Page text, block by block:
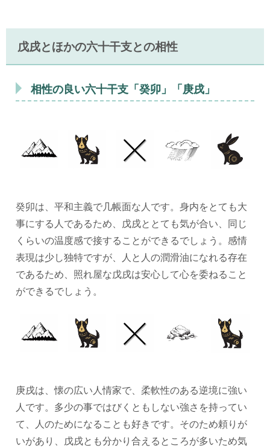
戊戌とほかの六十干支との相性
相性の良い六十干支「癸卯」「庚戌」
癸卯は、平和主義で几帳面な人です。身内をとても大
事にする人であるため、戊戌ととても気が合い、同じ
くらいの温度感で接することができるでしょう。感情
表現は少し独特ですが、人と人の潤滑油になれる存在
であるため、照れ屋な戊戌は安心して心を委ねること
ができるでしょう。
庚戌は、懐の広い人情家で、柔軟性のある逆境に強い
人です。多少の事ではびくともしない強さを持ってい
て、人のためになることも好きです。そのため頼りが
いがあり、戊戌とも分かり合えるところが多いため気